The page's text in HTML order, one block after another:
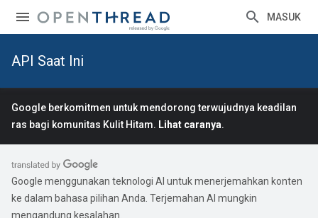
MASUK
API Saat Ini
Google berkomitmen untuk mendorong terwujudnya keadilan
ras bagi komunitas Kulit Hitam. Lihat caranya.
Google menggunakan teknologi AI untuk menerjemahkan konten
ke dalam bahasa pilihan Anda. Terjemahan AI mungkin
mengandung kesalahan.